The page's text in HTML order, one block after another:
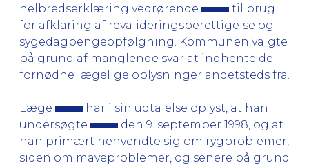
helbredserklæring vedrørende
til brug
for afklaring af revalideringsberettigelse og
sygedagpengeopfølgning. Kommunen valgte
på grund af manglende svar at indhente de
fornødne lægelige oplysninger andetsteds fra.
Læge
har i sin udtalelse oplyst, at han
undersøgte
den 9. september 1998, og at
han primært henvendte sig om rygproblemer,
siden om maveproblemer, og senere på grund